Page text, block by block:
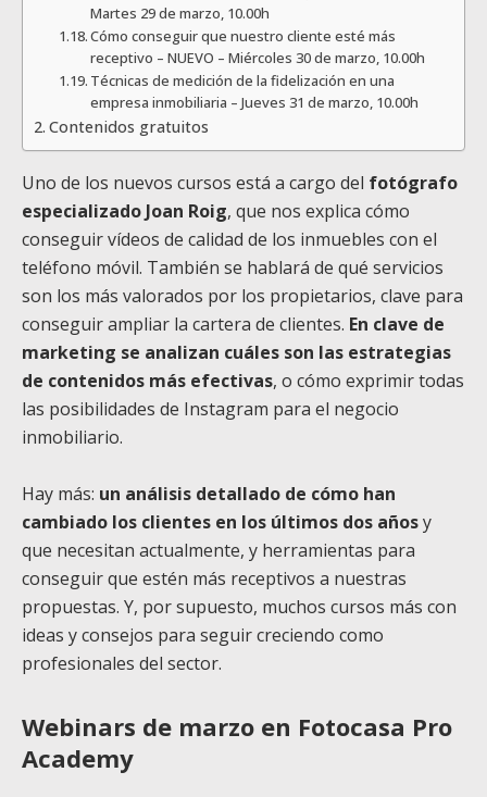
Martes 29 de marzo, 10.00h
Cómo conseguir que nuestro cliente esté más
receptivo – NUEVO – Miércoles 30 de marzo, 10.00h
Técnicas de medición de la fidelización en una
empresa inmobiliaria – Jueves 31 de marzo, 10.00h
Contenidos gratuitos
Uno de los nuevos cursos está a cargo del fotógrafo
especializado Joan Roig, que nos explica cómo
conseguir vídeos de calidad de los inmuebles con el
teléfono móvil. También se hablará de qué servicios
son los más valorados por los propietarios, clave para
conseguir ampliar la cartera de clientes. En clave de
marketing se analizan cuáles son las estrategias
de contenidos más efectivas, o cómo exprimir todas
las posibilidades de Instagram para el negocio
inmobiliario.
Hay más: un análisis detallado de cómo han
cambiado los clientes en los últimos dos añosy
que necesitan actualmente, y herramientas para
conseguir que estén más receptivos a nuestras
propuestas. Y, por supuesto, muchos cursos más con
ideas y consejos para seguir creciendo como
profesionales del sector.
Webinars de marzo en Fotocasa Pro
Academy